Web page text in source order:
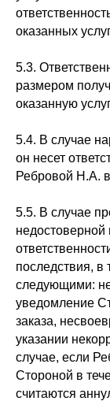
оказанных
5.3.
размером
оказанную
5.4. В случае
он несет
Ребровой Н.А.
5.5. В случае
последствия, в
следующими:
уведомление
заказа,
указании
случае, если
Стороной в
считаются